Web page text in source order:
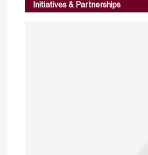
Initiatives & Partnerships